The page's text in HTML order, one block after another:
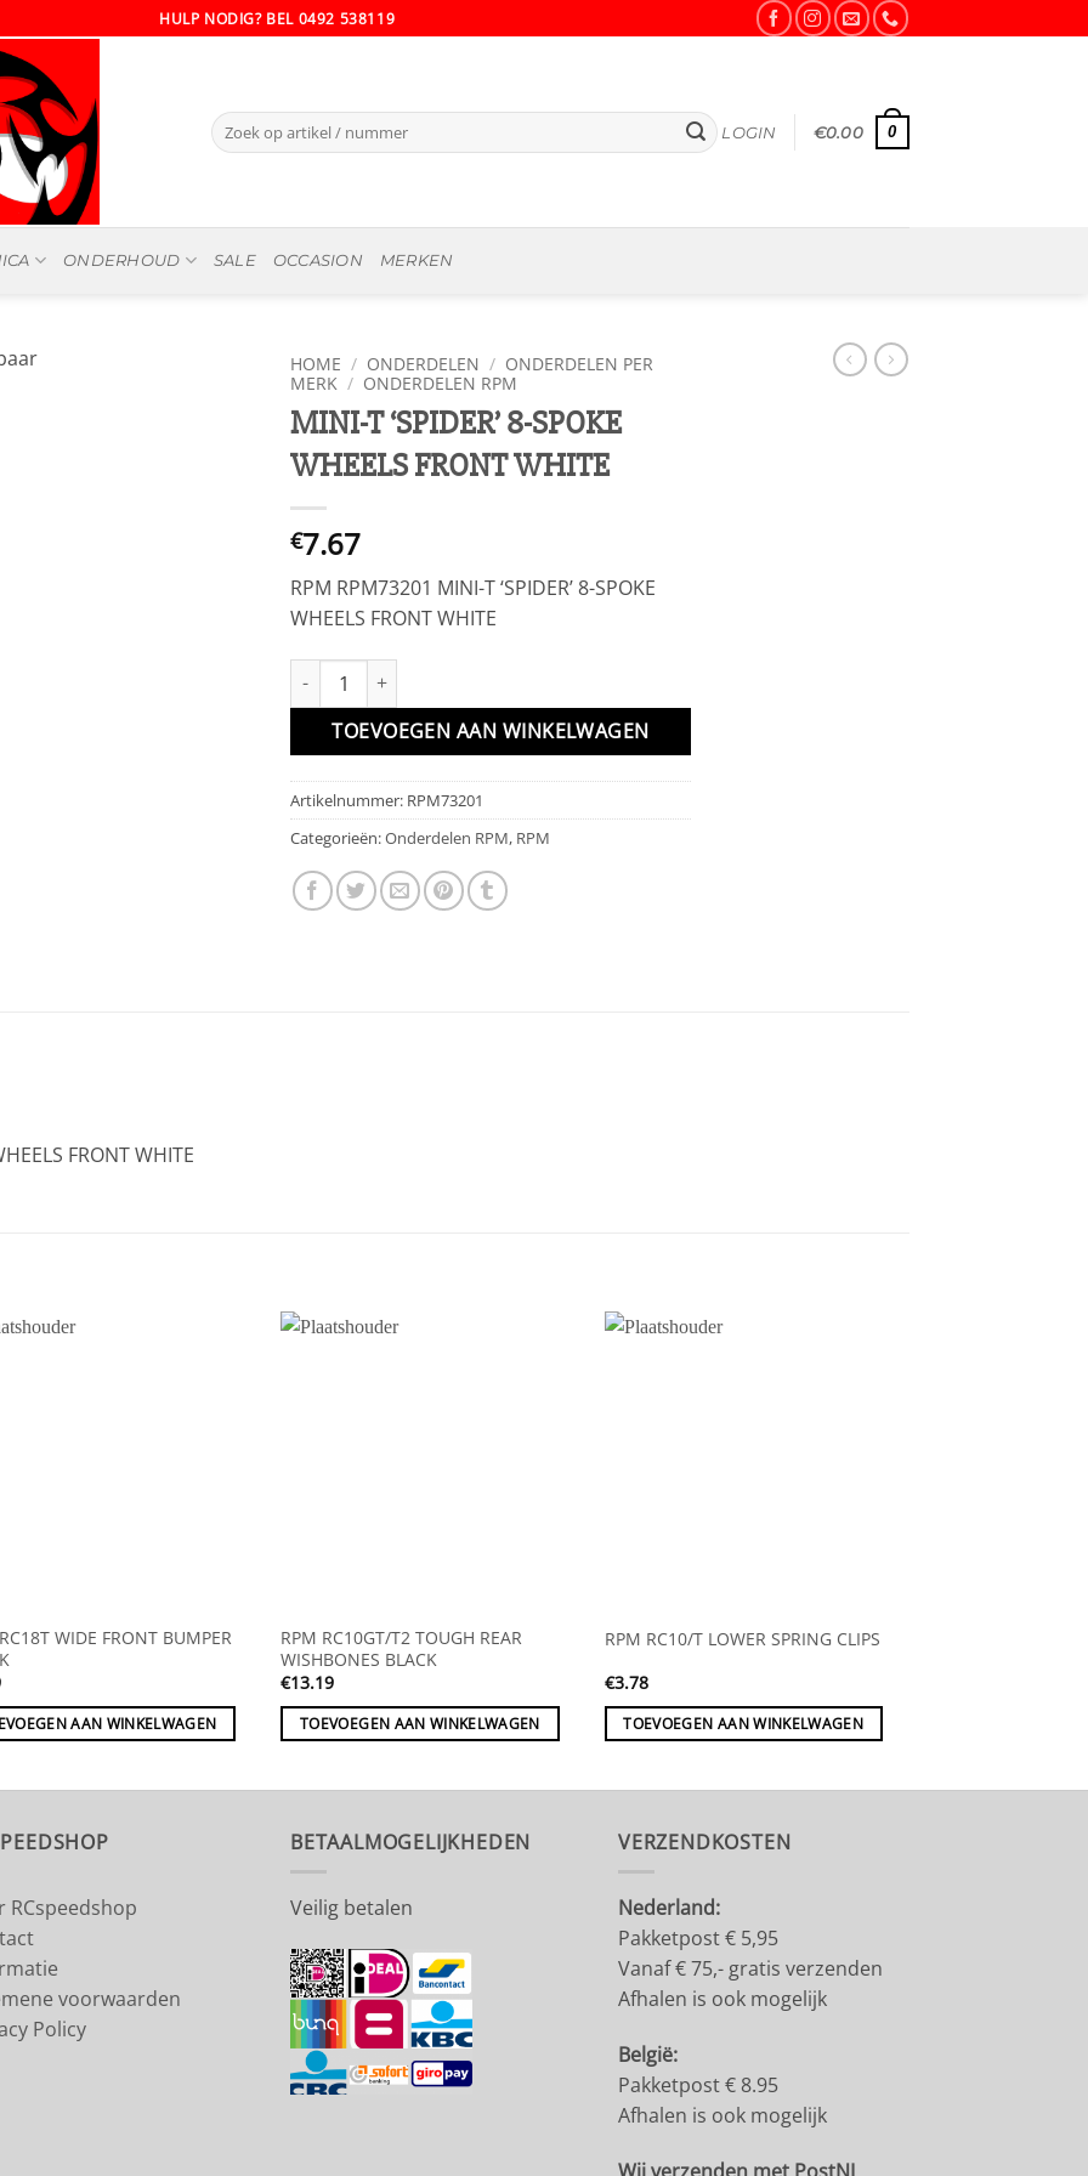
HULP NODIG? BEL 0492 538119
Zoeken
naar:
LOGIN €0.00 0
ONDERHOUD SALE OCCASION MERKEN
HOME / ONDERDELEN / ONDERDELEN PER
MERK / ONDERDELEN RPM
MINI-T ‘SPIDER’ 8-SPOKE
WHEELS FRONT WHITE
€7.67
RPM RPM73201 MINI-T ‘SPIDER’ 8-SPOKE
WHEELS FRONT WHITE
MINI-T 'SPIDER' 8-SPOKE WHEELS FRONT WHITE aantal
TOEVOEGEN AAN WINKELWAGEN
Artikelnummer: RPM73201
Categorieën:Onderdelen RPM, RPM
FRONT WHITE
WIDE FRONT BUMPER
AAN WINKELWAGEN
RPM RC10GT/T2 TOUGH REAR
WISHBONES BLACK
€13.19
TOEVOEGEN AAN WINKELWAGEN
RPM RC10/T LOWER SPRING CLIPS
€3.78
TOEVOEGEN AAN WINKELWAGEN
RCspeedshop
voorwaarden
Policy
BETAALMOGELIJKHEDEN
Veilig betalen
VERZENDKOSTEN
Nederland:
Pakketpost € 5,95
Vanaf € 75,- gratis verzenden
Afhalen is ook mogelijk
België:
Pakketpost € 8.95
Afhalen is ook mogelijk